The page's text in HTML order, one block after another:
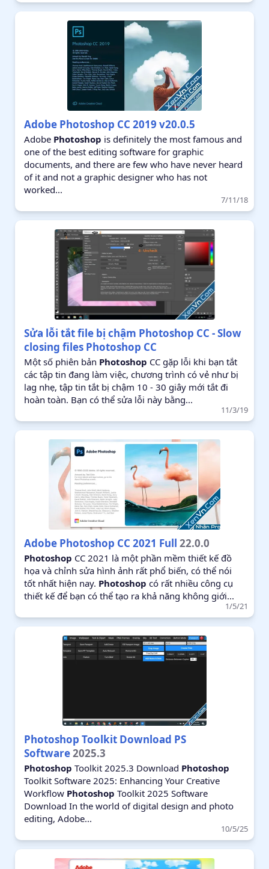
Adobe Photoshop CC 2019 v20.0.5
Adobe Photoshop is definitely the most famous and
one of the best editing software for graphic
documents, and there are few who have never heard
of it and not a graphic designer who has not
worked...
7/11/18
Sửa lỗi tắt file bị chậm Photoshop CC - Slow
closing files Photoshop CC
Một số phiên bản Photoshop CC gặp lỗi khi bạn tắt
các tập tin đang làm việc, chương trình có vẻ như bị
lag nhẹ, tập tin tắt bị chậm 10 - 30 giây mới tắt đi
hoàn toàn. Bạn có thể sửa lỗi này bằng...
11/3/19
Adobe Photoshop CC 2021 Full 22.0.0
Photoshop CC 2021 là một phần mềm thiết kế đồ
họa và chỉnh sửa hình ảnh rất phổ biến, có thể nói
tốt nhất hiện nay. Photoshop có rất nhiều công cụ
thiết kế để bạn có thể tạo ra khả năng không giới...
1/5/21
Photoshop Toolkit Download PS
Software2025.3
Photoshop Toolkit 2025.3 Download Photoshop
Toolkit Software 2025: Enhancing Your Creative
Workflow Photoshop Toolkit 2025 Software
Download In the world of digital design and photo
editing, Adobe...
10/5/25